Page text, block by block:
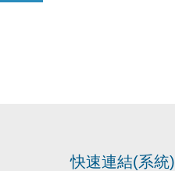
快速連結(系統)